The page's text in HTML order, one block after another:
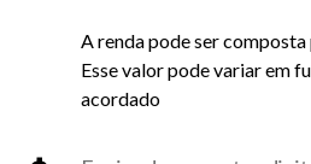
A renda pode ser
Esse valor pode variar em
acordado